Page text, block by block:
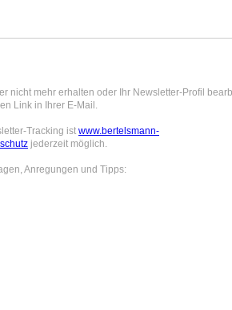
nicht mehr erhalten oder Ihr Newsletter-Profil
Link in Ihrer E-Mail.
Tracking ist www.bertelsmann-
jederzeit möglich.
Anregungen und Tipps: